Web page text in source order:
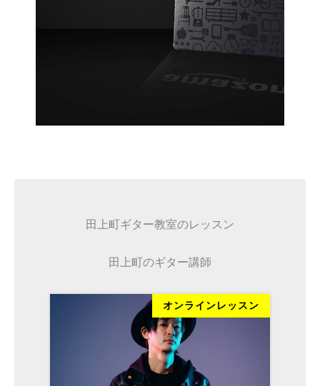
田上町ギター教室のレッスン
田上町のギター講師
オンラインレッスン